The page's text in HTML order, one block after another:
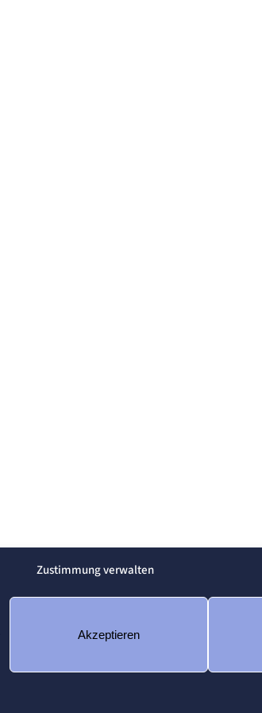
Zustimmung verwalten
Akzeptieren